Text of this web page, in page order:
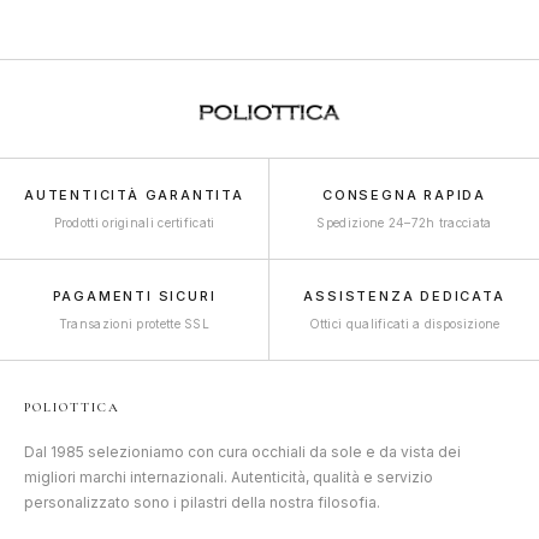
AUTENTICITÀ GARANTITA
Prodotti originali certificati
CONSEGNA RAPIDA
Spedizione 24–72h tracciata
PAGAMENTI SICURI
Transazioni protette SSL
ASSISTENZA DEDICATA
Ottici qualificati a disposizione
POLIOTTICA
Dal 1985 selezioniamo con cura occhiali da sole e da vista dei
migliori marchi internazionali. Autenticità, qualità e servizio
personalizzato sono i pilastri della nostra filosofia.